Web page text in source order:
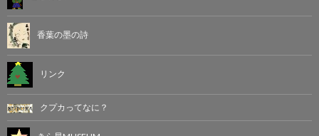
香葉の墨の詩
リンク
クプカってなに？